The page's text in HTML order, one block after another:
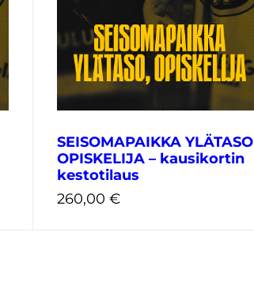
260,00
SEISOMAPAIKKA YLÄTASO
OPISKELIJA – kausikortin
kestotilaus
260,00 €